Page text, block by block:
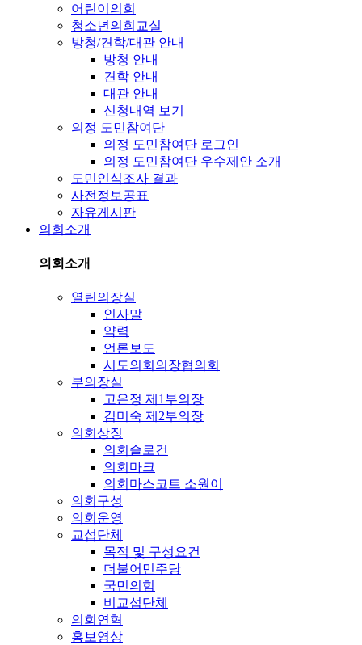
어린이의회
청소년의회교실
방청/견학/대관 안내
방청 안내
견학 안내
대관 안내
신청내역 보기
의정 도민참여단
의정 도민참여단 로그인
의정 도민참여단 우수제안 소개
도민인식조사 결과
사전정보공표
자유게시판
의회소개
의회소개
열린의장실
인사말
약력
언론보도
시도의회의장협의회
부의장실
고은정 제1부의장
김미숙 제2부의장
의회상징
의회슬로건
의회마크
의회마스코트 소원이
의회구성
의회운영
교섭단체
목적 및 구성요건
더불어민주당
국민의힘
비교섭단체
의회연혁
홍보영상